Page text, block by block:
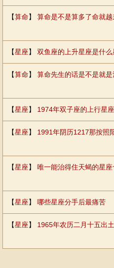
【算命】 算命是不是算多了命就
【星座】 双鱼座的上升星座是什么
【算命】 算命先生的话是不是就
【星座】 1974年双子座的上行星
【星座】 1991年阴历1217那按照
【星座】 唯一能治得住天蝎的星
【星座】 哪些星座分手后最痛苦
【星座】 1965年农历二月十五出